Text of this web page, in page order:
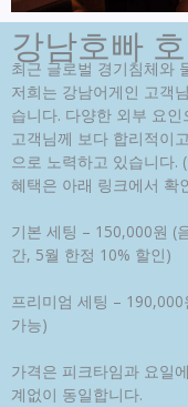
강남호빠
최근 글로벌 경기침체와
저희는 강남어게인 고객
습니다. 다양한 외부 요
고객님께 보다 합리적이
으로 노력하고 있습니다.
혜택은 아래 링크에서 확
기본 세팅 – 150,000원 (
간, 5월 한정 10% 할인)
프리미엄 세팅 –
가능)
가격은 피크타임과 요일
계없이 동일합니다.